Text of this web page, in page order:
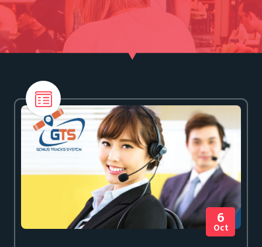
e
t
6
Oct